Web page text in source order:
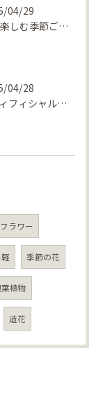
04/29
造花で楽しむ季節ごとのインテリア
04/28
アーティフィシャルフラワーで学ぶ基礎と活用法
ラワー
季節の花
植物
造花